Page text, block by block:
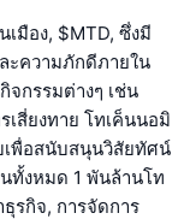
มือง, $MTD, ซึ่งมี
ะความภักดีภายใน
กรรมต่างๆ เช่น
เสี่ยงทาย โทเค็นนอมิ
เพื่อสนับสนุนวิสัยทัศน์
ทั้งหมด 1 พันล้านโท
รกิจ, การจัดการ